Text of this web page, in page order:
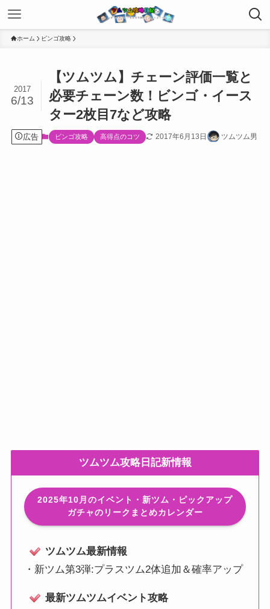
ホーム ビンゴ攻略
【ツムツム】チェーン評価一覧と
必要チェーン数！ビンゴ・イース
ター2枚目7など攻略
2017
6/13
広告 ビンゴ攻略 高得点のコツ 2017年6月13日 ツムツム男
ツムツム攻略日記新情報
2025年10月のイベント・新ツム・ピックアップ
ガチャのリークまとめカレンダー
ツムツム最新情報
・ 新ツム第3弾:プラスツム2体追加＆確率アップ
最新ツムツムイベント攻略